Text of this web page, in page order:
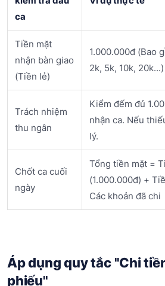
ca
Tiền mặt
nhận bàn giao
(Tiền lẻ)
1.000.000đ (Bao
2k, 5k, 10k, 20k...)
Trách nhiệm
thu ngân
Kiểm đếm đủ
nhận ca. Nếu
lý.
Chốt ca cuối
ngày
Tổng tiền mặt =
(1.000.000đ) +
Các khoản đã chi
Áp dụng quy tắc "Chi
phiếu"